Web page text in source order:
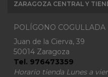
ZARAGOZA CENTRAL Y
POLÍGONO COGULLADA
Juan de la Cierva, 39
50014 Zaragoza
Tel. 976473359
Horario tienda Lunes a